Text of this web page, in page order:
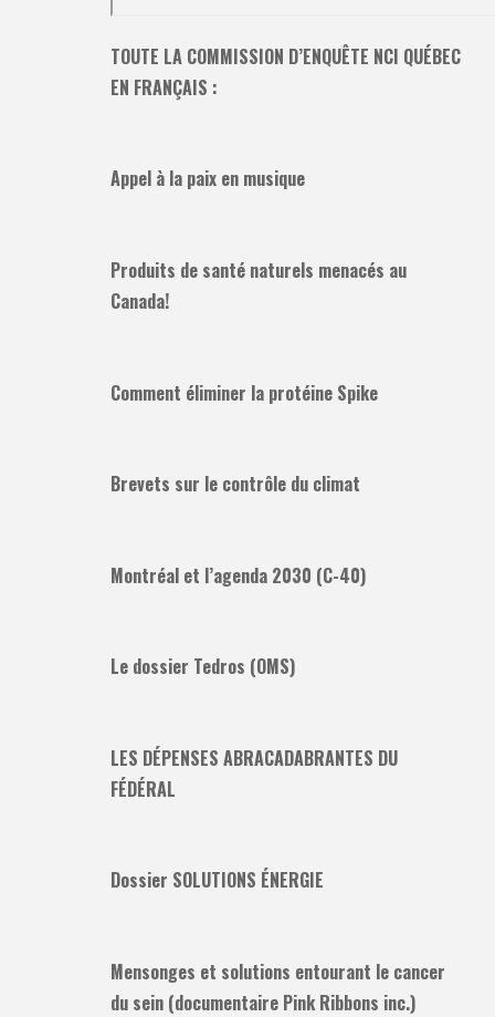
TOUTE LA COMMISSION D’ENQUÊTE NCI QUÉBEC
EN FRANÇAIS :
Appel à la paix en musique
Produits de santé naturels menacés au
Canada!
Comment éliminer la protéine Spike
Brevets sur le contrôle du climat
Montréal et l’agenda 2030 (C-40)
Le dossier Tedros (OMS)
LES DÉPENSES ABRACADABRANTES DU
FÉDÉRAL
Dossier SOLUTIONS ÉNERGIE
Mensonges et solutions entourant le cancer
du sein (documentaire Pink Ribbons inc.)